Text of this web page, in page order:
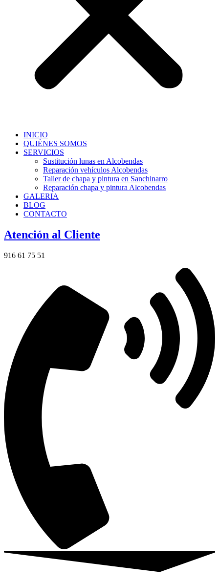
INICIO
QUIÉNES SOMOS
SERVICIOS
Sustitución lunas en Alcobendas
Reparación vehículos Alcobendas
Taller de chapa y pintura en Sanchinarro
Reparación chapa y pintura Alcobendas
GALERIA
BLOG
CONTACTO
Atención al Cliente
916 61 75 51